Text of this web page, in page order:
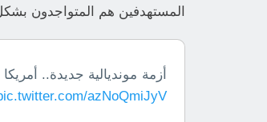
المستهدفين هم المتواجدون
أزمة مونديالية جديدة..
azNoQmiJyV